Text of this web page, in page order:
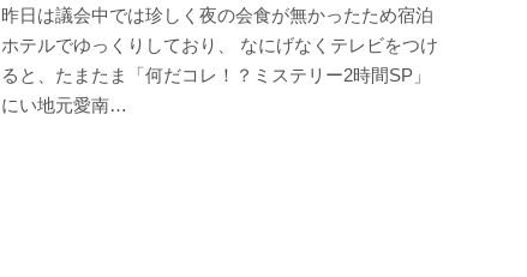
昨日は議会中では珍しく夜の会食が無かったため宿泊
ホテルでゆっくりしており、 なにげなくテレビをつけ
ると、たまたま「何だコレ！？ミステリー2時間SP」
にい地元愛南…